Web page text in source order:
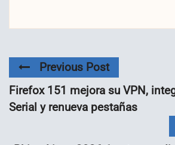
Previous Post
Firefox 151 mejora su VPN,
Serial y renueva pestañas